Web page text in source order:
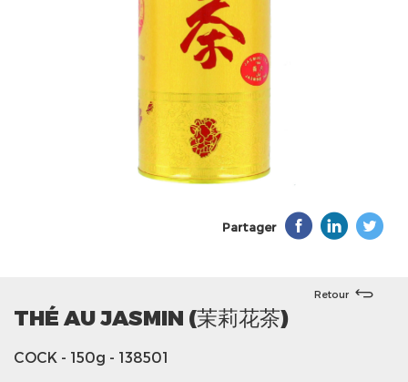
Partager
Retour
THÉ AU JASMIN (茉莉花茶)
COCK - 150g - 138501